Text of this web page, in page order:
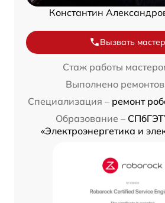
Константин
Вызвать
Стаж работы
Выполнено ремонтов
Специализация – ремонт
Образование –
«Электроэнергетика и